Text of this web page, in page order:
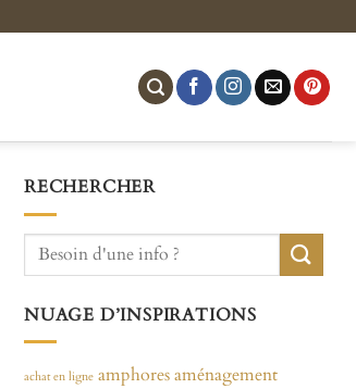
RECHERCHER
NUAGE D’INSPIRATIONS
achat en ligne amphoresaménagement